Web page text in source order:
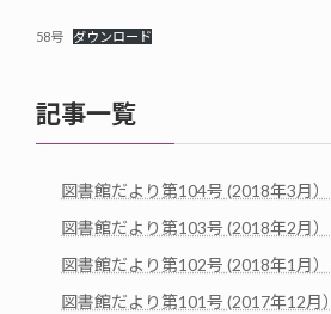
58号 ダウンロード
記事一覧
図書館だより第104号 (2018年3月）
図書館だより第103号 (2018年2月）
図書館だより第102号 (2018年1月）
図書館だより第101号 (2017年12月）